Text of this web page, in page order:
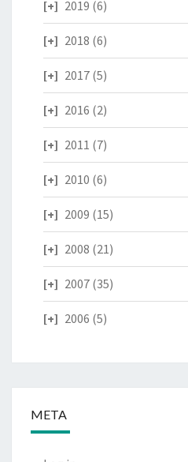
2019 (6)
2018 (6)
2017 (5)
2016 (2)
2011 (7)
2010 (6)
2009 (15)
2008 (21)
2007 (35)
2006 (5)
META